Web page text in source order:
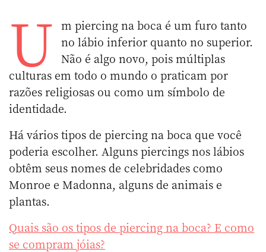
U m piercing na boca é um furo tanto
no lábio inferior quanto no superior.
Não é algo novo, pois múltiplas
culturas em todo o mundo o praticam por
razões religiosas ou como um símbolo de
identidade.
Há vários tipos de piercing na boca que você
poderia escolher. Alguns piercings nos lábios
obtêm seus nomes de celebridades como
Monroe e Madonna, alguns de animais e
plantas.
Quais são os tipos de piercing na boca? E como
se compram jóias?